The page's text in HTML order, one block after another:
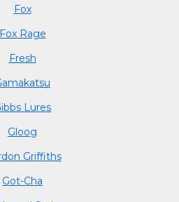
Fox
Fox Rage
Fresh
Lures
Gloog
Griffiths
Got-Cha